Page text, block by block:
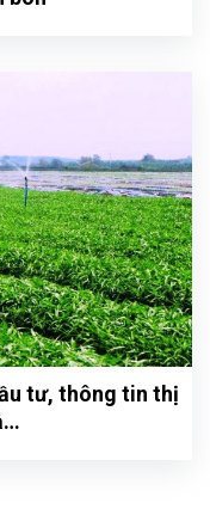
tư, thông tin thị